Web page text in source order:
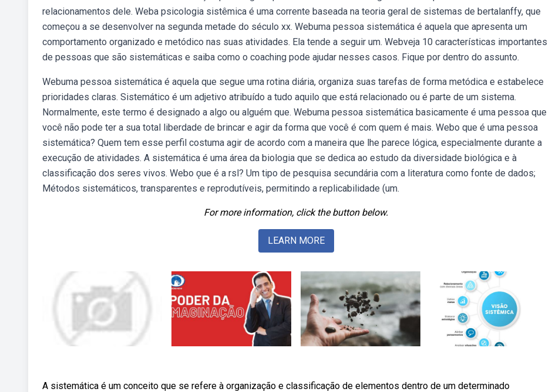
relacionamentos dele. Weba psicologia sistêmica é uma corrente baseada na teoria geral de sistemas de bertalanffy, que
começou a se desenvolver na segunda metade do século xx. Webuma pessoa sistemática é aquela que apresenta um
comportamento organizado e metódico nas suas atividades. Ela tende a seguir um. Webveja 10 características importantes
de pessoas que são sistemáticas e saiba como o coaching pode ajudar nesses casos. Fique por dentro do assunto.
Webuma pessoa sistemática é aquela que segue uma rotina diária, organiza suas tarefas de forma metódica e estabelece
prioridades claras. Sistemático é um adjetivo atribuído a tudo aquilo que está relacionado ou é parte de um sistema.
Normalmente, este termo é designado a algo ou alguém que. Webuma pessoa sistemática basicamente é uma pessoa que
você não pode ter a sua total liberdade de brincar e agir da forma que você é com quem é mais. Webo que é uma pessoa
sistemática? Quem tem esse perfil costuma agir de acordo com a maneira que lhe parece lógica, especialmente durante a
execução de atividades. A sistemática é uma área da biologia que se dedica ao estudo da diversidade biológica e à
classificação dos seres vivos. Webo ǫue é a rsl? Um tipo de pesquisa secundária com a literatura como fonte de dados;
Métodos sistemáticos, transparentes e reprodutíveis, permitindo a replicabilidade (um.
For more information, click the button below.
LEARN MORE
A sistemática é um conceito que se refere à organização e classificação de elementos dentro de um determinado